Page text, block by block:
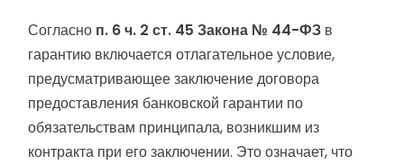
Согласно п. 6 ч. 2 ст. 45 Закона № 44-ФЗ в
гарантию включается отлагательное условие,
предусматривающее заключение договора
предоставления банковской гарантии по
обязательствам принципала, возникшим из
контракта при его заключении. Это означает, что